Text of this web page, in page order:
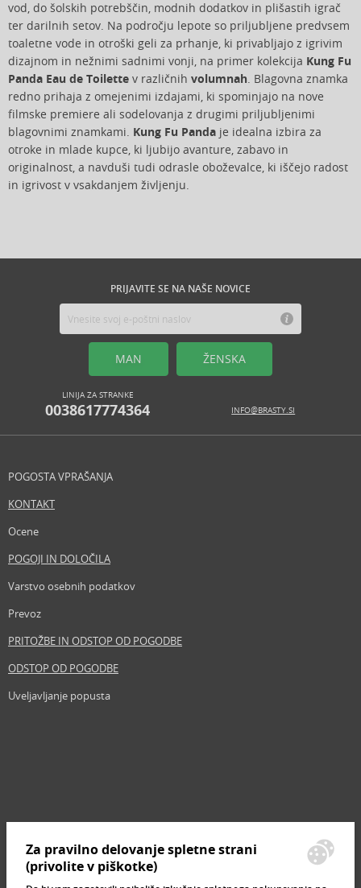
vod, do šolskih potrebščin, modnih dodatkov in plišastih igrač
ter darilnih setov. Na področju lepote so priljubljene predvsem
toaletne vode in otroški geli za prhanje, ki privabljajo z igrivim
dizajnom in nežnimi sadnimi vonji, na primer kolekcija Kung Fu
Panda Eau de Toilette v različnih volumnah. Blagovna znamka
redno prihaja z omejenimi izdajami, ki spominjajo na nove
filmske premiere ali sodelovanja z drugimi priljubljenimi
blagovnimi znamkami. Kung Fu Panda je idealna izbira za
otroke in mlade kupce, ki ljubijo avanture, zabavo in
originalnost, a navduši tudi odrasle oboževalce, ki iščejo radost
in igrivost v vsakdanjem življenju.
PRIJAVITE SE NA NAŠE NOVICE
MAN ŽENSKA
LINIJA ZA STRANKE
0038617774364 INFO@BRASTY.SI
POGOSTA VPRAŠANJA
KONTAKT
Ocene
POGOJI IN DOLOČILA
Varstvo osebnih podatkov
Prevoz
PRITOŽBE IN ODSTOP OD POGODBE
ODSTOP OD POGODBE
Uveljavljanje popusta
Znamke, ki se prodajajo
Za pravilno delovanje spletne strani
(privolite v piškotke)